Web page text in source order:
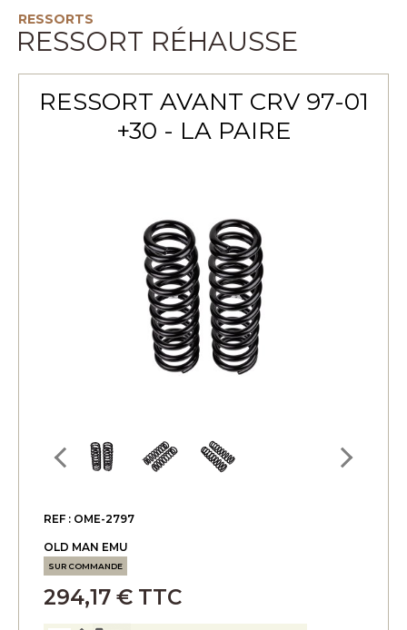
RESSORTS
RESSORT RÉHAUSSE
RESSORT AVANT CRV 97-01
+30 - LA PAIRE
REF : OME-2797
OLD MAN EMU
SUR COMMANDE
294,17 € TTC